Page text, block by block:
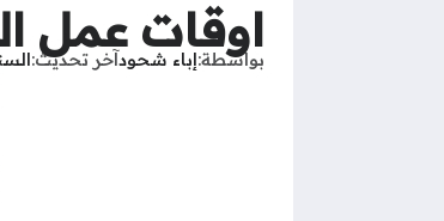
اوقات عمل
بواسطة إباء شحودآخر تحديث